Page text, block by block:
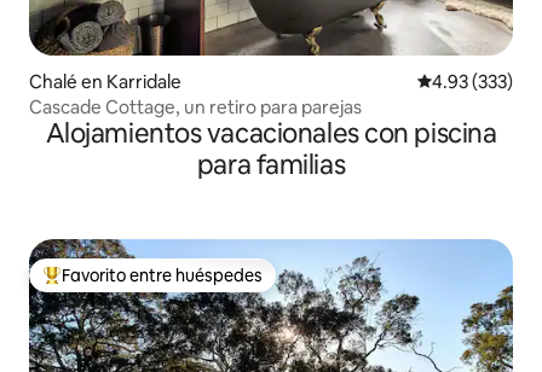
Chalé en Karridale Calificación
4.93 (333)
Cascade Cottage, un retiro para parejas
Alojamientos vacacionales con piscina
para familias
Favorito entre huéspedes preferido
Favorito entre huéspedes